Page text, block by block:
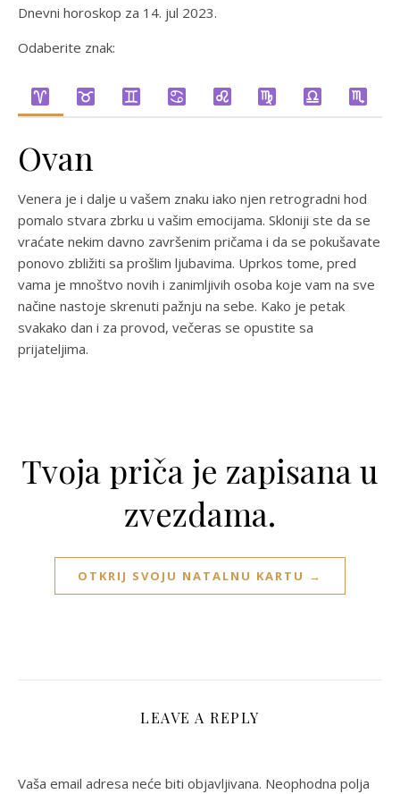
Dnevni horoskop za 14. jul 2023.
Odaberite znak:
Ovan
Venera je i dalje u vašem znaku iako njen retrogradni hod
pomalo stvara zbrku u vašim emocijama. Skloniji ste da se
vraćate nekim davno završenim pričama i da se pokušavate
ponovo zbližiti sa prošlim ljubavima. Uprkos tome, pred
vama je mnoštvo novih i zanimljivih osoba koje vam na sve
načine nastoje skrenuti pažnju na sebe. Kako je petak
svakako dan i za provod, večeras se opustite sa
prijateljima.
Tvoja priča je zapisana u
zvezdama.
OTKRIJ SVOJU NATALNU KARTU →
LEAVE A REPLY
Vaša email adresa neće biti objavljivana. Neophodna polja